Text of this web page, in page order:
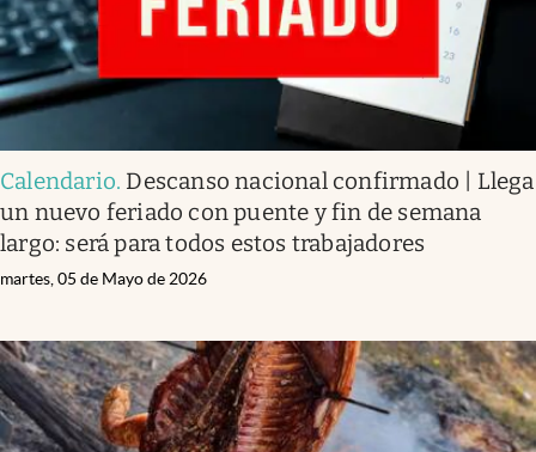
Calendario. Descanso nacional confirmado | Llega
un nuevo feriado con puente y fin de semana
largo: será para todos estos trabajadores
martes, 05 de Mayo de 2026